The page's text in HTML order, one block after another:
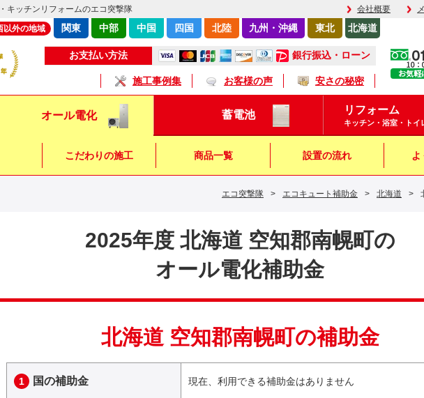
キッチンリフォームのエコ突撃隊 会社概要
お支払い方法 銀行振込・ローン
施工事例集 お客様の声 安さの秘密
以外の地域 関東 中部 中国 四国 北陸 九州・沖縄 東北 北海道
10：
お気軽
オール電化 蓄電池 リフォーム
キッチン・浴室・トイ
こだわりの施工 商品一覧 設置の流れ よ
エコ突撃隊 > エコキュート補助金 > 北海道 >
2025年度 北海道 空知郡南幌町の
オール電化補助金
北海道 空知郡南幌町の補助金
1 国の補助金 現在、利用できる補助金はありません